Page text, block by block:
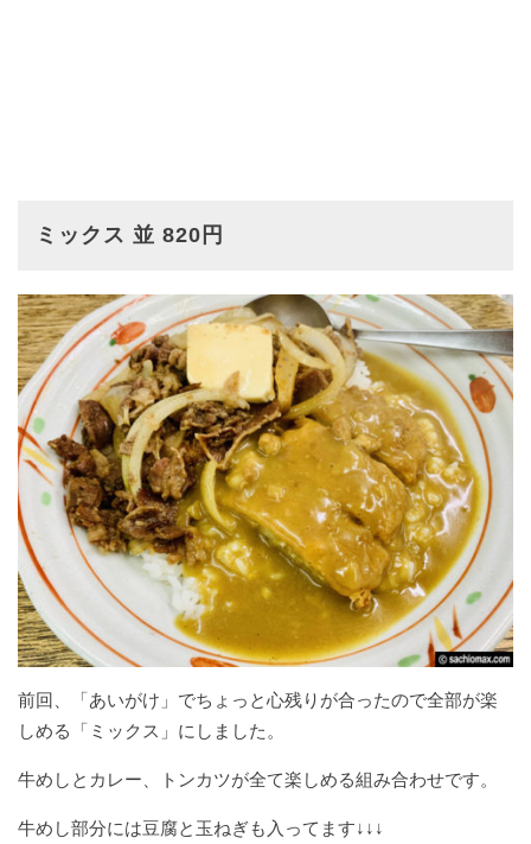
ミックス 並 820円
前回、「あいがけ」でちょっと心残りが合ったので全部が楽
しめる「ミックス」にしました。
牛めしとカレー、トンカツが全て楽しめる組み合わせです。
牛めし部分には豆腐と玉ねぎも入ってます↓↓↓